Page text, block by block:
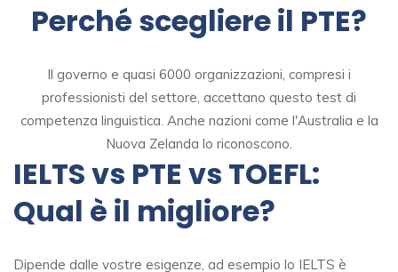
Perché scegliere il PTE?
Il governo e quasi 6000 organizzazioni, compresi i
professionisti del settore, accettano questo test di
competenza linguistica. Anche nazioni come l'Australia e la
Nuova Zelanda lo riconoscono.
IELTS vs PTE vs TOEFL:
Qual è il migliore?
Dipende dalle vostre esigenze, ad esempio lo IELTS è